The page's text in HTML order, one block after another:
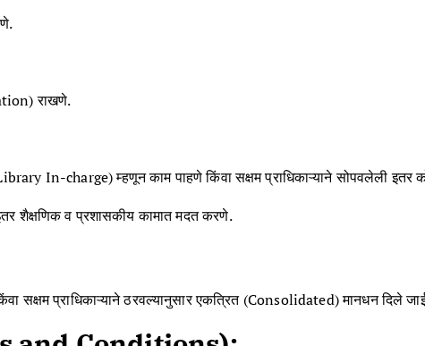
राखणे.
In-charge) म्हणून काम पाहणे किंवा सक्षम प्राधिकाऱ्याने सोपवलेली इतर
इतर शैक्षणिक व प्रशासकीय कामात मदत करणे.
सक्षम प्राधिकाऱ्याने ठरवल्यानुसार एकत्रित (Consolidated) मानधन दिले